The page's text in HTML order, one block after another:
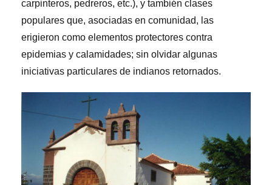
carpinteros, pedreros, etc.), y también clases
populares que, asociadas en comunidad, las
erigieron como elementos protectores contra
epidemias y calamidades; sin olvidar algunas
iniciativas particulares de indianos retornados.